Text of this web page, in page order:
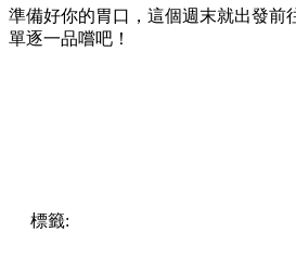
準備好你的胃口，這個週末就出發前
單逐一品嚐吧！
標籤: